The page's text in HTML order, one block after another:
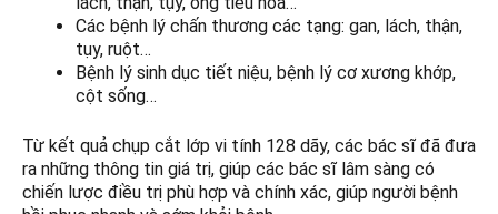
Các bệnh lý chấn thương các tạng: gan, lách, thận,
tụy, ruột…
Bệnh lý sinh dục tiết niệu, bệnh lý cơ xương khớp,
cột sống…
Từ kết quả chụp cắt lớp vi tính 128 dãy, các bác sĩ đã đưa
ra những thông tin giá trị, giúp các bác sĩ lâm sàng có
chiến lược điều trị phù hợp và chính xác, giúp người bệnh